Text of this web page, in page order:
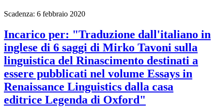
Scadenza: 6 febbraio 2020
Incarico per: "Traduzione dall'italiano in
inglese di 6 saggi di Mirko Tavoni sulla
linguistica del Rinascimento destinati a
essere pubblicati nel volume Essays in
Renaissance Linguistics dalla casa
editrice Legenda di Oxford"